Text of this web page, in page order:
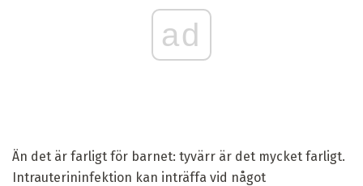
ad
Än det är farligt för barnet: tyvärr är det mycket farligt.
Intrauterininfektion kan inträffa vid något